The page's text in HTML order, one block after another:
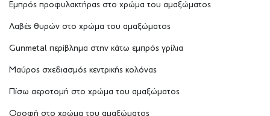
Εμπρός προφυλακτήρας στο χρώμα του αμαξώματος
Λαβές θυρών στο χρώμα του αμαξώματος
Gunmetal περίβλημα στην κάτω εμπρός γρίλια
Μαύρος σχεδιασμός κεντρικής κολόνας
Πίσω αεροτομή στο χρώμα του αμαξώματος
Οροφή στο χρώμα του αμαξώματος